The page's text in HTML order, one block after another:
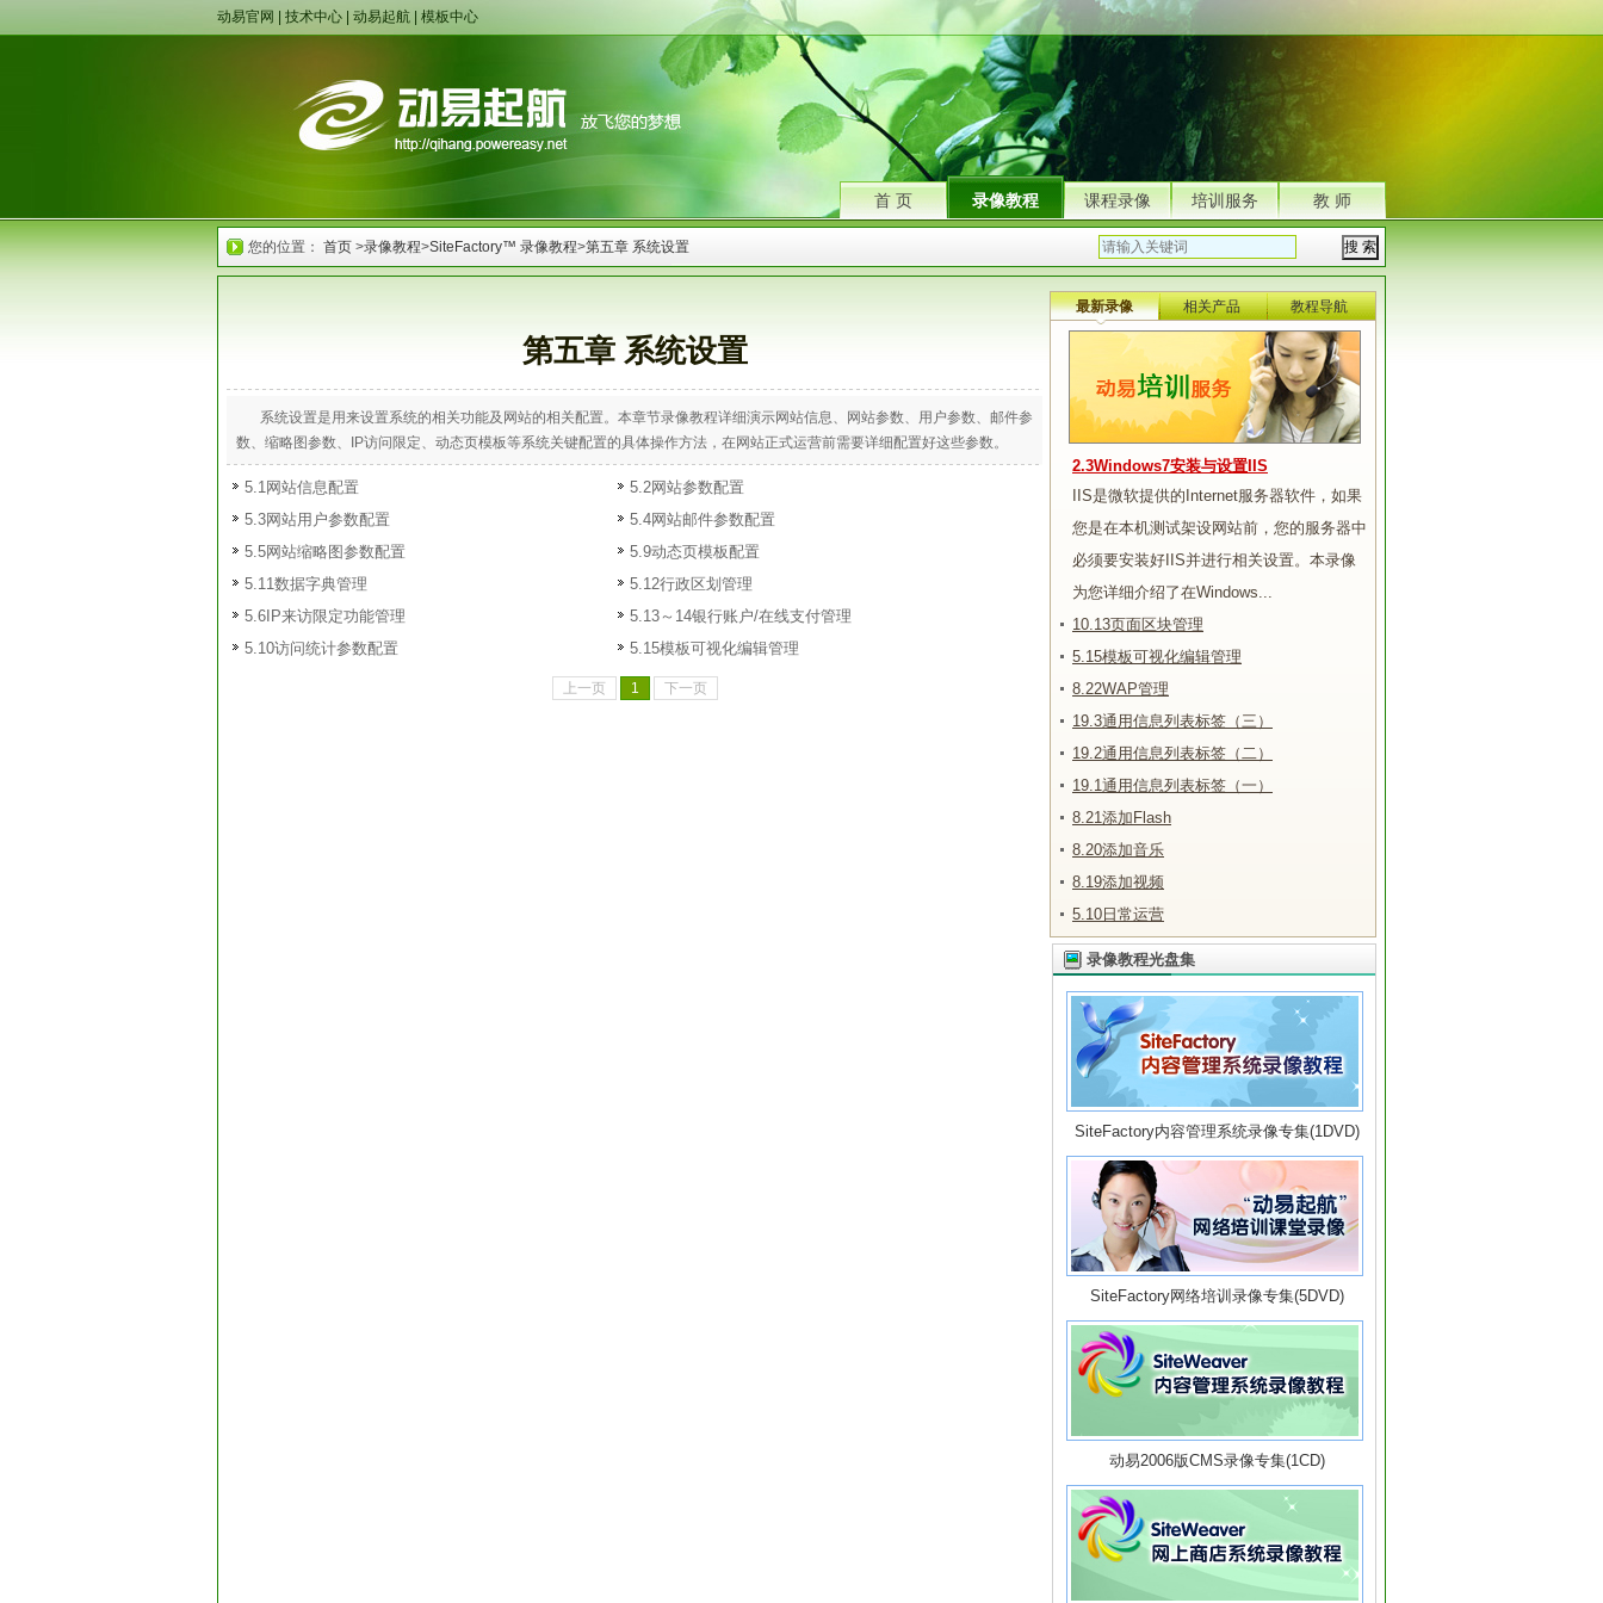
动易官网 技术中心 动易起航 模板中心
首 页 录像教程 课程录像 培训服务 教 师
您的位置： 首页 >录像教程>SiteFactory™ 录像教程>第五章 系统设置
最新录像 相关产品 教程导航
2.3Windows7安装与设置IIS
IIS是微软提供的Internet服务器软件，如果
您是在本机测试架设网站前，您的服务器中
必须要安装好IIS并进行相关设置。本录像
为您详细介绍了在Windows...
10.13页面区块管理
5.15模板可视化编辑管理
8.22WAP管理
19.3通用信息列表标签（三）
19.2通用信息列表标签（二）
19.1通用信息列表标签（一）
8.21添加Flash
8.20添加音乐
8.19添加视频
5.10日常运营
录像教程光盘集
SiteFactory内容管理系统录像专集(1DVD)
SiteFactory网络培训录像专集(5DVD)
动易2006版CMS录像专集(1CD)
第五章 系统设置
系统设置是用来设置系统的相关功能及网站的相关配置。本章节录像教程详细演示网站信息、网站参数、用户参数、邮件参
数、缩略图参数、IP访问限定、动态页模板等系统关键配置的具体操作方法，在网站正式运营前需要详细配置好这些参数。
5.1网站信息配置
5.2网站参数配置
5.3网站用户参数配置
5.4网站邮件参数配置
5.5网站缩略图参数配置
5.9动态页模板配置
5.11数据字典管理
5.12行政区划管理
5.6IP来访限定功能管理
5.13～14银行账户/在线支付管理
5.10访问统计参数配置
5.15模板可视化编辑管理
上一页 1 下一页